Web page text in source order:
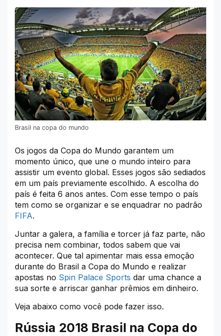
Brasil na copa do mundo
Os jogos da Copa do Mundo garantem um
momento único, que une o mundo inteiro para
assistir um evento global. Esses jogos são sediados
em um país previamente escolhido. A escolha do
país é feita 6 anos antes. Com esse tempo o país
tem como se organizar e se enquadrar no padrão
FIFA.
Juntar a galera, a família e torcer já faz parte, não
precisa nem combinar, todos sabem que vai
acontecer. Que tal apimentar mais essa emoção
durante do Brasil a Copa do Mundo e realizar
apostas no Spin Palace Sports dar uma chance a
sua sorte e arriscar ganhar prêmios em dinheiro.
Veja abaixo como você pode fazer isso.
Rússia 2018 Brasil na Copa do